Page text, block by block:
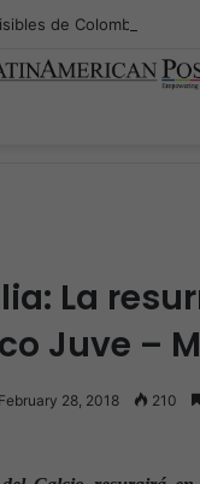
La
Juve –
February 28, 2018 210